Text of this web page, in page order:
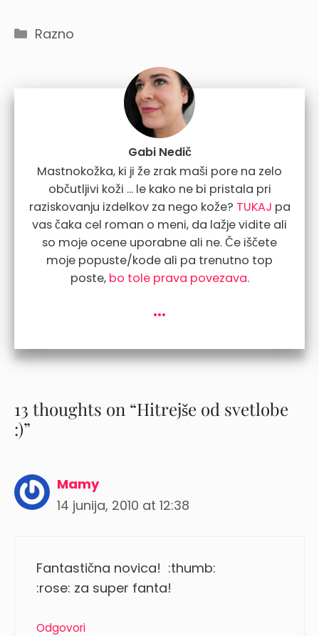
Categories
Razno
Gabi Nedič
Mastnokožka, ki ji že zrak maši pore na zelo
občutljivi koži ... le kako ne bi pristala pri
raziskovanju izdelkov za nego kože? TUKAJ pa
vas čaka cel roman o meni, da lažje vidite ali
so moje ocene uporabne ali ne. Če iščete
moje popuste/kode ali pa trenutno top
poste, bo tole prava povezava.
...
13 thoughts on “Hitrejše od svetlobe
:)”
Mamy
14 junija, 2010 at 12:38
Fantastična novica! :thumb:
:rose: za super fanta!
Odgovori